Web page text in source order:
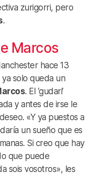
zurigorri, pero
.
Marcos
hace 13
solo queda un
. El ‘gudari’
y antes de irse le
«Y ya puestos a
un sueño que es
Si creo que hay
que puede
sois vosotros», les